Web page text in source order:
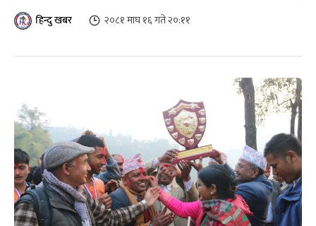
हिन्दु खबर २०८१ माघ १६ गते २०:११